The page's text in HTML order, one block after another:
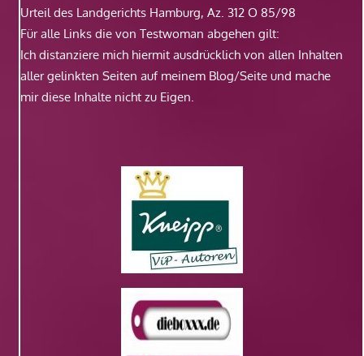
Urteil des Landgerichts Hamburg, Az. 312 O 85/98
Für alle Links die von Testwoman abgehen gilt:
Ich distanziere mich hiermit ausdrücklich von allen Inhalten
aller gelinkten Seiten auf meinem Blog/Seite und mache
mir diese Inhalte nicht zu Eigen.